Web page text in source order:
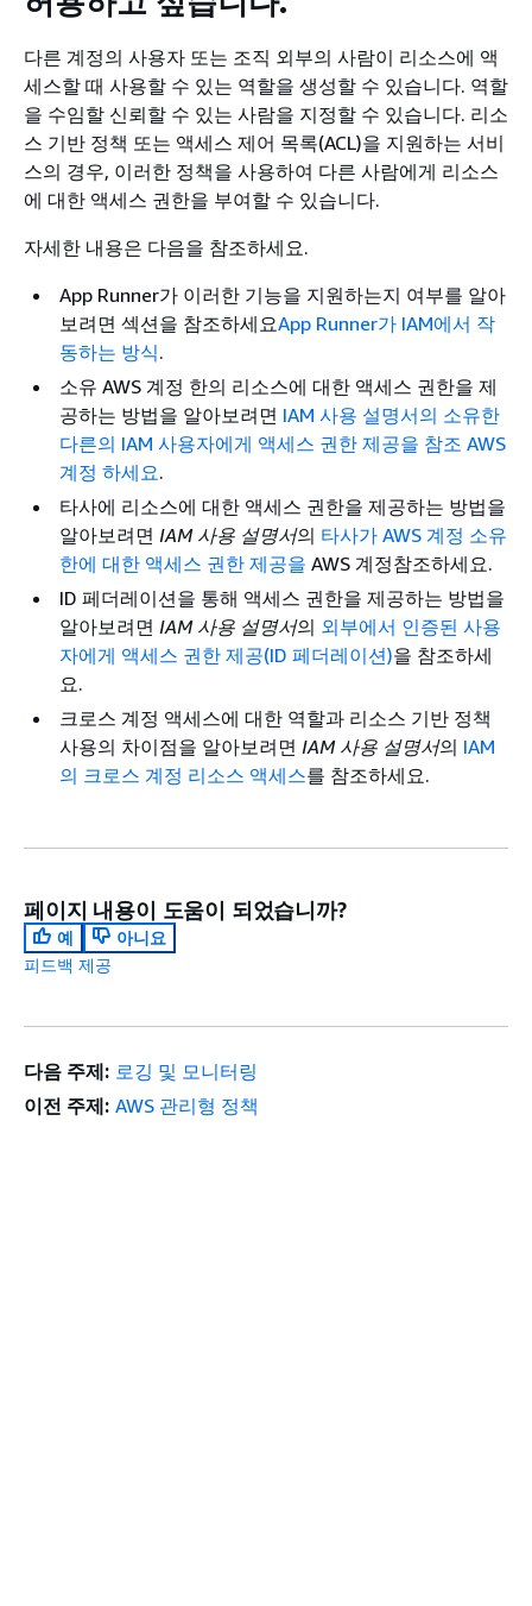
다른 계정의 사용자 또는 조직 외부의 사람이 리소스에 액
세스할 때 사용할 수 있는 역할을 생성할 수 있습니다. 역할
을 수임할 신뢰할 수 있는 사람을 지정할 수 있습니다. 리소
스 기반 정책 또는 액세스 제어 목록(ACL)을 지원하는 서비
스의 경우, 이러한 정책을 사용하여 다른 사람에게 리소스
에 대한 액세스 권한을 부여할 수 있습니다.
자세한 내용은 다음을 참조하세요.
App Runner가 이러한 기능을 지원하는지 여부를 알아
보려면 섹션을 참조하세요App Runner가 IAM에서 작
동하는 방식.
소유 AWS 계정 한의 리소스에 대한 액세스 권한을 제
공하는 방법을 알아보려면 IAM 사용 설명서의 소유한
다른의 IAM 사용자에게 액세스 권한 제공을 참조 AWS
계정 하세요.
타사에 리소스에 대한 액세스 권한을 제공하는 방법을
알아보려면 IAM 사용 설명서의 타사가 AWS 계정 소유
한에 대한 액세스 권한 제공을 AWS 계정참조하세요.
ID 페더레이션을 통해 액세스 권한을 제공하는 방법을
알아보려면 IAM 사용 설명서의 외부에서 인증된 사용
자에게 액세스 권한 제공(ID 페더레이션)을 참조하세
요.
크로스 계정 액세스에 대한 역할과 리소스 기반 정책
사용의 차이점을 알아보려면 IAM 사용 설명서의 IAM
의 크로스 계정 리소스 액세스를 참조하세요.
페이지 내용이 도움이 되었습니까?
예
아니요
피드백 제공
다음 주제: 로깅 및 모니터링
이전 주제: AWS 관리형 정책